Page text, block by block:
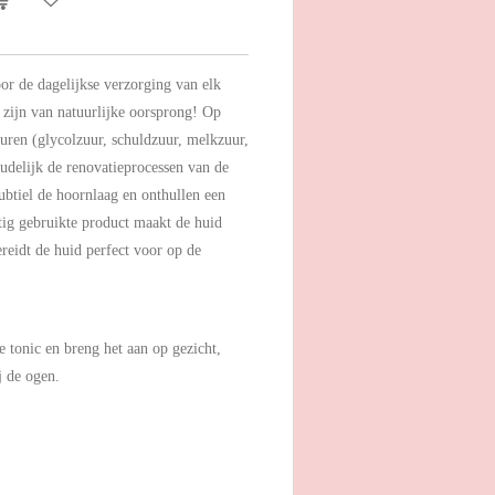
de dagelijkse verzorging van elk
van natuurlijke oorsprong! Op
(glycolzuur, schuldzuur, melkzuur,
de renovatieprocessen van de
de hoornlaag en onthullen een
gebruikte product maakt de huid
de huid perfect voor op de
en breng het aan op gezicht,
ogen.